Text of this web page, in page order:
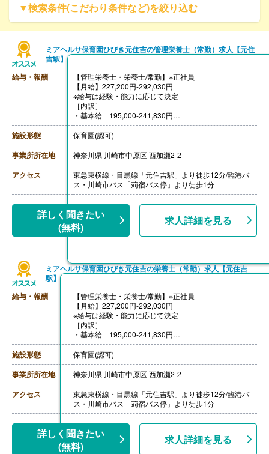
▼検索条件(こだわり条件など)を絞り込む
ミアヘルサ保育園ひびき元住吉の管理栄養士（常勤）求人【元住
吉駅】
給与・報酬
【管理栄養士・栄養士/常勤】※正社員
【月給】227,200円-292,030円
※給与は経験・能力に応じて決定
［内訳］
・基本給 195,000-241,830円
・資格手当 栄養士5,000円、管理栄養士10,000円
・調整手当 27,200円
［その他手当］
・住宅手当 5,000円※規定あり
・役職手当
・家族手当※規定あり
【賞与】年2回（計2.00ヶ月分）※前年度実績
【通勤手当】あり（上限50,000円/月）
【退職金】あり※確定拠出年金
施設形態 保育園(認可)
事業所所在地 神奈川県 川崎市中原区 西加瀬2-2
アクセス
東急東横線・目黒線「元住吉駅」より徒歩12分/臨港バ
ス・川崎市バス「苅宿バス停」より徒歩1分
詳しく聞きたい
(無料)
求人詳細を見る
ミアヘルサ保育園ひびき元住吉の栄養士（常勤）求人【元住吉
駅】
給与・報酬
【管理栄養士・栄養士/常勤】※正社員
【月給】227,200円-292,030円
※給与は経験・能力に応じて決定
［内訳］
・基本給 195,000-241,830円
・資格手当 栄養士5,000円、管理栄養士10,000円
・調整手当 27,200円
［その他手当］
・住宅手当 5,000円※規定あり
・役職手当
・家族手当※規定あり
【賞与】年2回（計2.00ヶ月分）※前年度実績
【通勤手当】あり（上限50,000円/月）
【退職金】あり※確定拠出年金
施設形態 保育園(認可)
事業所所在地 神奈川県 川崎市中原区 西加瀬2-2
アクセス
東急東横線・目黒線「元住吉駅」より徒歩12分/臨港バ
ス・川崎市バス「苅宿バス停」より徒歩1分
詳しく聞きたい
(無料)
求人詳細を見る